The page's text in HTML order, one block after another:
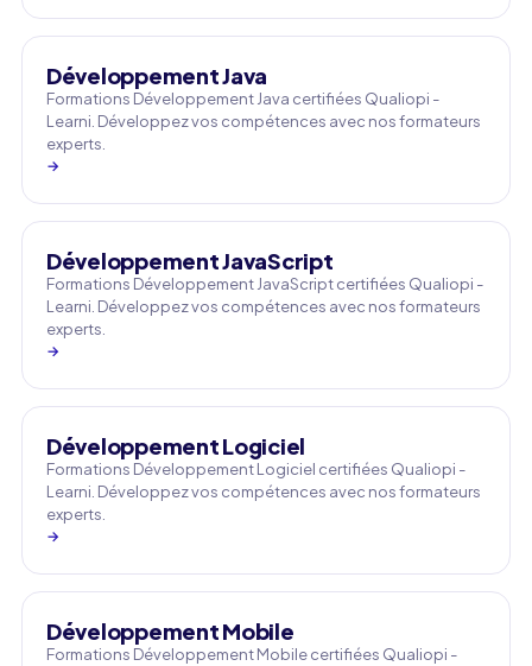
Développement Java
Formations Développement Java certifiées Qualiopi -
Learni. Développez vos compétences avec nos formateurs
experts.
→
Développement JavaScript
Formations Développement JavaScript certifiées Qualiopi -
Learni. Développez vos compétences avec nos formateurs
experts.
→
Développement Logiciel
Formations Développement Logiciel certifiées Qualiopi -
Learni. Développez vos compétences avec nos formateurs
experts.
→
Développement Mobile
Formations Développement Mobile certifiées Qualiopi -